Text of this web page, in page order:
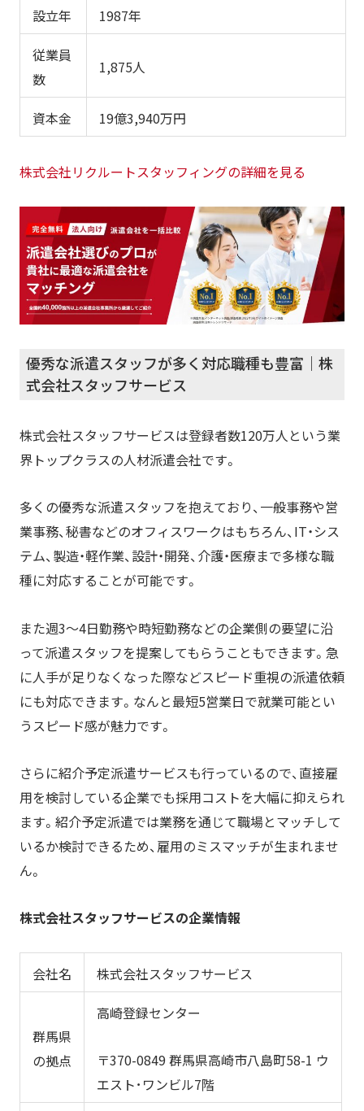
設立年
1987年
従業員
数
1,875人
資本金 19億3,940万円
株式会社リクルートスタッフィングの詳細を見る
優秀な派遣スタッフが多く対応職種も豊富｜株
式会社スタッフサービス
株式会社スタッフサービスは登録者数120万人という業
界トップクラスの人材派遣会社です。
多くの優秀な派遣スタッフを抱えており、一般事務や営
業事務、秘書などのオフィスワークはもちろん、IT・シス
テム、製造・軽作業、設計・開発、介護・医療まで多様な職
種に対応することが可能です。
また週3～4日勤務や時短勤務などの企業側の要望に沿
って派遣スタッフを提案してもらうこともできます。急
に人手が足りなく なった際などスピード重視の派遣依頼
にも対応できます。なんと最短5営業日で就業可能とい
うスピード感が魅力です。
さらに紹介予定派遣サービスも行っているので、直接雇
用を検討している企業でも採用コストを大幅に抑えられ
ます。紹介予定派遣では業務を通じて職場とマッチして
いるか検討できるため、雇用のミスマッチが生まれませ
ん。
株式会社スタッフサービスの企業情報
会社名 株式会社スタッフサービス
群馬県
の拠点
高崎登録センター
〒370-0849 群馬県高崎市八島町58-1 ウ
エスト･ワンビル7階